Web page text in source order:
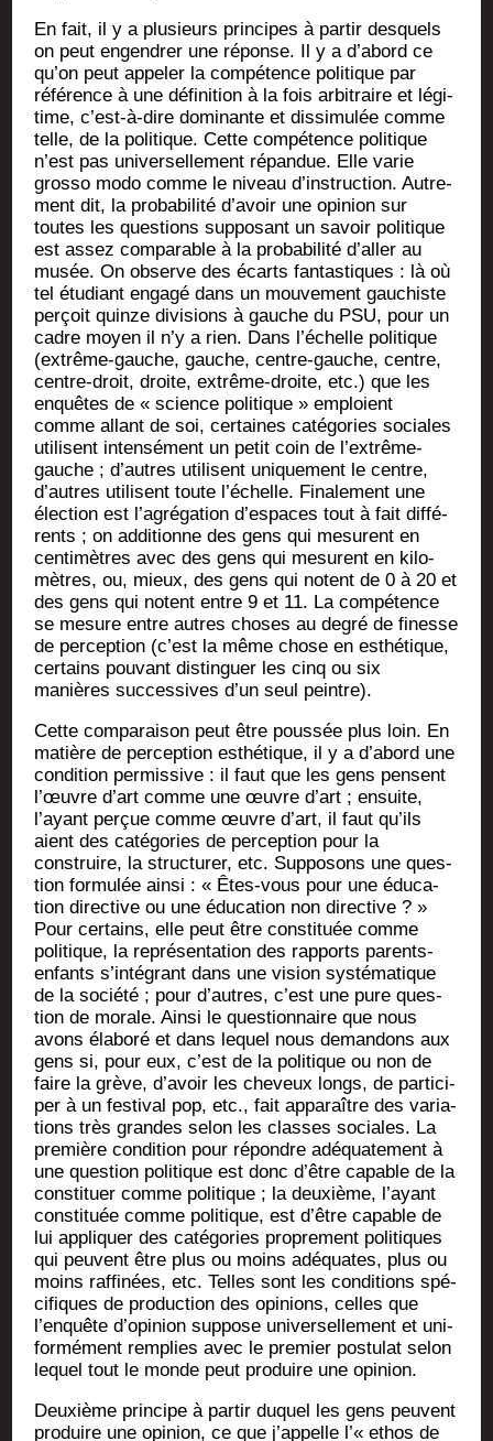
En fait, il y a plu­sieurs prin­cipes à par­tir des­quels
on peut engen­drer une réponse. Il y a d’abord ce
qu’on peut appe­ler la com­pé­tence poli­tique par
réfé­rence à une défi­ni­tion à la fois arbi­traire et légi­
time, c’est-à-dire domi­nante et dis­si­mu­lée comme
telle, de la poli­tique. Cette com­pé­tence poli­tique
n’est pas uni­ver­sel­le­ment répan­due. Elle varie
gros­so modo comme le niveau d’instruction. Autre­
ment dit, la pro­ba­bi­li­té d’avoir une opi­nion sur
toutes les ques­tions sup­po­sant un savoir poli­tique
est assez com­pa­rable à la pro­ba­bi­li­té d’aller au
musée. On observe des écarts fan­tas­tiques : là où
tel étu­diant enga­gé dans un mou­ve­ment gau­chiste
per­çoit quinze divi­sions à gauche du PSU, pour un
cadre moyen il n’y a rien. Dans l’échelle poli­tique
(extrême-gauche, gauche, centre-gauche, centre,
centre-droit, droite, extrême-droite, etc.) que les
enquêtes de « science poli­tique » emploient
comme allant de soi, cer­taines caté­go­ries sociales
uti­lisent inten­sé­ment un petit coin de l’extrême-
gauche ; d’autres uti­lisent uni­que­ment le centre,
d’autres uti­lisent toute l’échelle. Fina­le­ment une
élec­tion est l’agrégation d’espaces tout à fait dif­fé­
rents ; on addi­tionne des gens qui mesurent en
cen­ti­mètres avec des gens qui mesurent en kilo­
mètres, ou, mieux, des gens qui notent de 0 à 20 et
des gens qui notent entre 9 et 11. La com­pé­tence
se mesure entre autres choses au degré de finesse
de per­cep­tion (c’est la même chose en esthé­tique,
cer­tains pou­vant dis­tin­guer les cinq ou six
manières suc­ces­sives d’un seul peintre).
Cette com­pa­rai­son peut être pous­sée plus loin. En
matière de per­cep­tion esthé­tique, il y a d’abord une
condi­tion per­mis­sive : il faut que les gens pensent
l’œuvre d’art comme une œuvre d’art ; ensuite,
l’ayant per­çue comme œuvre d’art, il faut qu’ils
aient des caté­go­ries de per­cep­tion pour la
construire, la struc­tu­rer, etc. Sup­po­sons une ques­
tion for­mu­lée ain­si : « Êtes-vous pour une édu­ca­
tion direc­tive ou une édu­ca­tion non direc­tive ? »
Pour cer­tains, elle peut être consti­tuée comme
poli­tique, la repré­sen­ta­tion des rap­ports parents-
enfants s’intégrant dans une vision sys­té­ma­tique
de la socié­té ; pour d’autres, c’est une pure ques­
tion de morale. Ain­si le ques­tion­naire que nous
avons éla­bo­ré et dans lequel nous deman­dons aux
gens si, pour eux, c’est de la poli­tique ou non de
faire la grève, d’avoir les che­veux longs, de par­ti­ci­
per à un fes­ti­val pop, etc., fait appa­raître des varia­
tions très grandes selon les classes sociales. La
pre­mière condi­tion pour répondre adé­qua­te­ment à
une ques­tion poli­tique est donc d’être capable de la
consti­tuer comme poli­tique ; la deuxième, l’ayant
consti­tuée comme poli­tique, est d’être capable de
lui appli­quer des caté­go­ries pro­pre­ment poli­tiques
qui peuvent être plus ou moins adé­quates, plus ou
moins raf­fi­nées, etc. Telles sont les condi­tions spé­
ci­fiques de pro­duc­tion des opi­nions, celles que
l’enquête d’opinion sup­pose uni­ver­sel­le­ment et uni­
for­mé­ment rem­plies avec le pre­mier pos­tu­lat selon
lequel tout le monde peut pro­duire une opinion.
Deuxième prin­cipe à par­tir duquel les gens peuvent
pro­duire une opi­nion, ce que j’appelle l’« ethos de